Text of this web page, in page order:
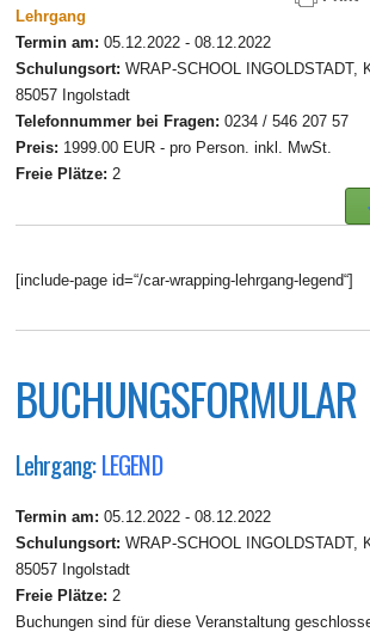
Lehrgang
Termin am: 05.12.2022 - 08.12.2022
Schulungsort: WRAP-SCHOOL INGOLDSTADT,
85057 Ingolstadt
Telefonnummer bei Fragen: 0234 / 546 207 57
Preis: 1999.00 EUR - pro Person. inkl. MwSt.
Freie Plätze: 2
[include-page id=“/car-wrapping-lehrgang-legend“]
BUCHUNGSFORMULAR
Lehrgang:LEGEND
Termin am: 05.12.2022 - 08.12.2022
Schulungsort: WRAP-SCHOOL INGOLDSTADT,
85057 Ingolstadt
Freie Plätze: 2
Buchungen sind für diese Veranstaltung